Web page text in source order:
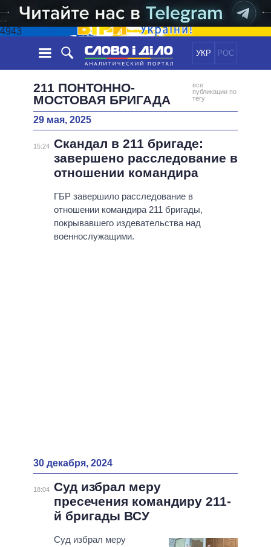
4943
УКР РОС
НОВОСТИ
ЛЕНТА
СОБЫТИЯ
СТАТЬИ
МНЕНИЯ
ДАЙДЖЕСТЫ
ПОЛИТИКА
ЭКОНОМИКА
ОБЩЕСТВО
ОБЕЩАНИЯ
ПОЛИТИКИ
ВСЕ ПОЛИТИКИ
ВЕРХОВНАЯ РАДА
КАБИНЕТ МИНИСТРОВ
ГЛАВЫ ОБЛАДМИНИСТРАЦИЙ
ИНФОГРАФИКА
ВИДЕО
ПОДДЕРЖАТЬ
211 ПОНТОННО-
МОСТОВАЯ БРИГАДА
все
публикации по
тегу
29 мая, 2025
15:24 Скандал в 211 бригаде:
завершено расследование в
отношении командира
ГБР завершило расследование в
отношении командира 211 бригады,
покрывавшего издевательства над
военнослужащими.
30 декабря, 2024
18:04 Суд избрал меру
пресечения командиру 211-
й бригады ВСУ
Суд избрал меру